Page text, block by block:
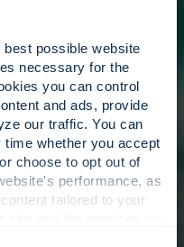
possible website
necessary for the
you can control
and ads, provide
our traffic. You can
whether you accept
choose to opt out of
performance, as
tailored to your
de
colaboración con